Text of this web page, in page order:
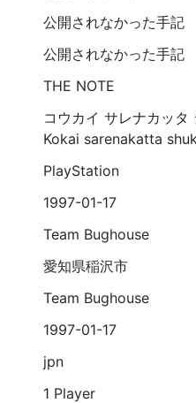
公開されなかった手記
公開されなかった手記
THE NOTE
コウカイ サレナカッタ
Kokai sarenakatta
PlayStation
1997-01-17
Team Bughouse
愛知県稲沢市
Team Bughouse
1997-01-17
jpn
1 Player